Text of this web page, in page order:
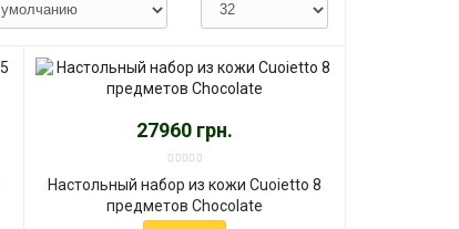
27960 грн.
Настольный набор из кожи Cuoietto 8
предметов Chocolate